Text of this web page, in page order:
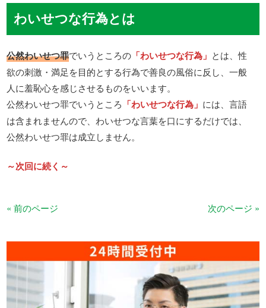
わいせつな行為とは
公然わいせつ罪でいうところの 「わいせつな行為」 とは、性
欲の刺激・満足を目的とする行為で善良の風俗に反し、一般
人に羞恥心を感じさせるものをいいます。
公然わいせつ罪でいうところ 「わいせつな行為」 には、言語
は含まれませんので、わいせつな言葉を口にするだけでは、
公然わいせつ罪は成立しません。
～次回に続く～
« 前のページ 次のページ »